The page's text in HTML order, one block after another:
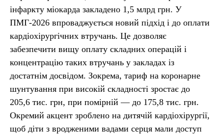
інфаркту міокарда закладено 1,5 млрд грн. У
ПМГ-2026 впроваджується новий підхід і до оплати
кардіохірургічних втручань. Це дозволяє
забезпечити вищу оплату складних операцій і
концентрацію таких втручань у закладах із
достатнім досвідом. Зокрема, тариф на коронарне
шунтування при високій складності зростає до
205,6 тис. грн, при помірній — до 175,8 тис. грн.
Окремий акцент зроблено на дитячій кардіохірургії,
щоб діти з вродженими вадами серця мали доступ